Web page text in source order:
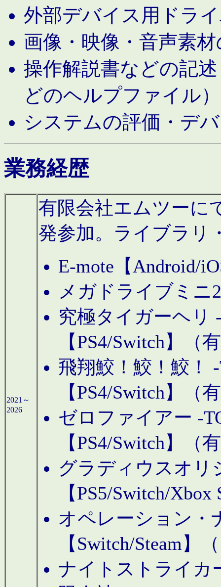
外部デバイス用ドラ
画像・映像・音声素
操作解説書などの記
どのヘルプファイル）
システムの評価・デ
業務経歴
2021～
2026
有限会社エムツーに
発参加。ライブラリ
E-mote【Android/
メガドライブミニ
究極タイガーヘリ
【PS4/Switch】（
飛翔鮫！鮫！鮫！
【PS4/Switch】（
ゼロファイアー -
【PS4/Switch】（
グラディウスオリ
【PS5/Switch/
オペレーション・
【Switch/Steam】
ナイトストライカ